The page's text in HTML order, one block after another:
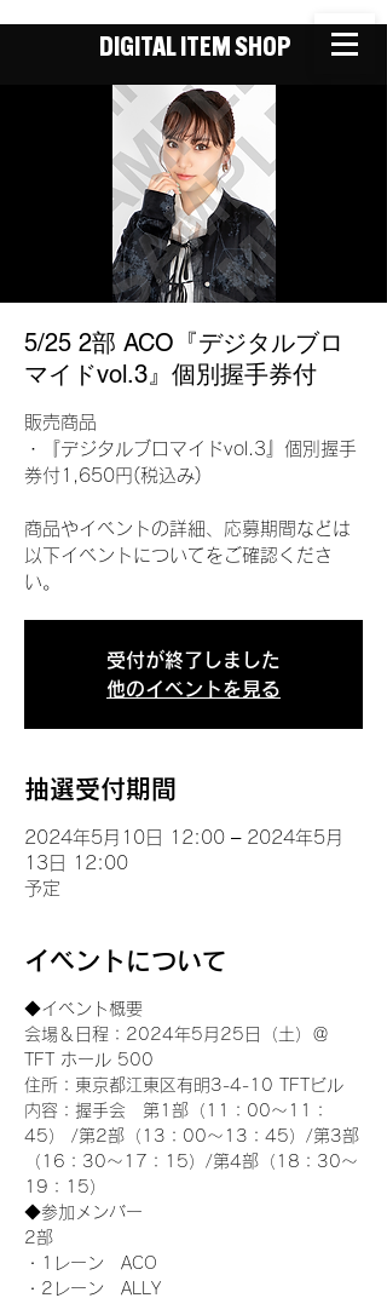
DIGITAL ITEM SHOP
5/25 2部 ACO『デジタルブロ
マイドvol.3』個別握手券付
販売商品
・『デジタルブロマイドvol.3』個別握手
券付1,650円(税込み)
商品やイベントの詳細、応募期間などは
以下イベントについてをご確認くださ
い。
受付が終了しました
他のイベントを見る
抽選受付期間
2024年5月10日 12:00 – 2024年5月
13日 12:00
予定
イベントについて
◆イベント概要
会場＆日程：2024年5月25日（土）＠
TFT ホール 500
住所：東京都江東区有明3-4-10 TFTビル
内容：握手会　第1部（11：00～11：
45） /第2部（13：00～13：45）/第3部
（16：30～17：15）/第4部（18：30～
19：15）
◆参加メンバー
2部
・1レーン　ACO
・2レーン　ALLY